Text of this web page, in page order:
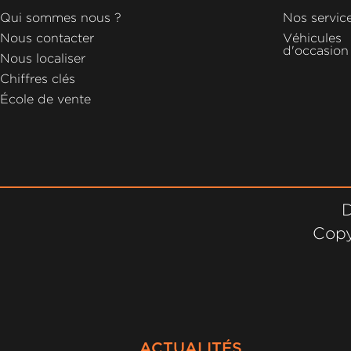
MICHEL
ACTUALITÉS
Qui sommes nous ?
Nous contacter
Nous localiser
Chiffres clés
École de vente
Nos
Véhicules
d'occasion